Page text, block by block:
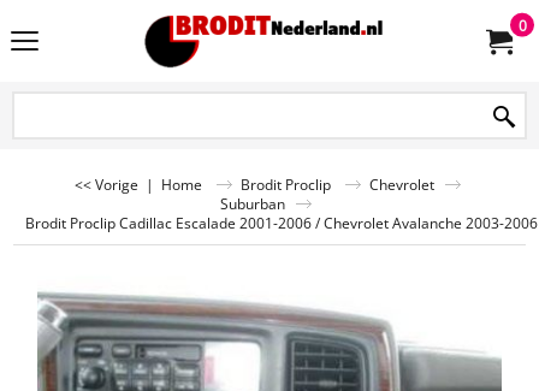
0
<< Vorige | Home Brodit Proclip
Chevrolet
Suburban
Brodit Proclip Cadillac Escalade 2001-2006 / Chevrolet Avalanche 2003-